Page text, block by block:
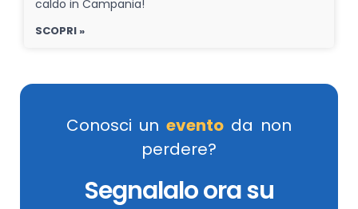
caldo in Campania!
SCOPRI »
Conosci un evento da non
perdere?
Segnalalo ora su